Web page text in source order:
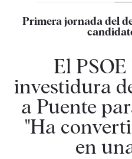
Primera jornada del
El
investidura
a Puente
"Ha
en